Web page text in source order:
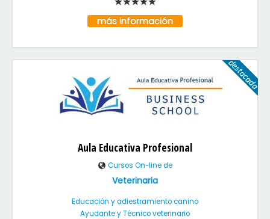
más información
Aula Educativa Profesional
Cursos On-line de
Veterinaria
Educación y adiestramiento canino
Ayudante y Técnico veterinario